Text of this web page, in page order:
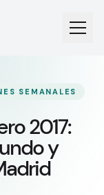
SEMANALES
2017:
y